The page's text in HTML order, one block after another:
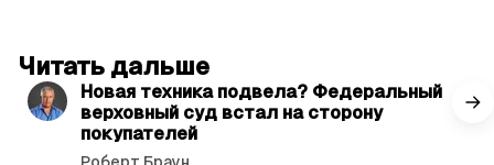
Читать дальше
Новая техника подвела? Федеральный
верховный суд встал на сторону
покупателей
Роберт Браун